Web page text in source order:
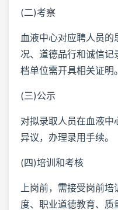
(二)考察
血液中心对应聘人员
况、道德品行和诚信记
档单位需开具相关证明。
(三)公示
对拟录取人员在血液
异议，办理录用手续。
(四)培训和考核
上岗前，需接受岗前
度、职业道德教育、